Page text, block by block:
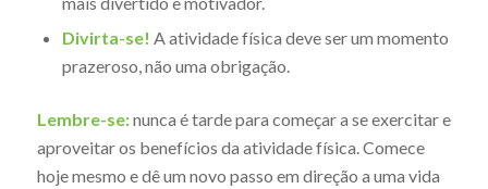
Divirta-se! A atividade física deve ser um momento
prazeroso, não uma obrigação.
Lembre-se:nunca é tarde para começar a se exercitar e
aproveitar os benefícios da atividade física. Comece
hoje mesmo e dê um novo passo em direção a uma vida